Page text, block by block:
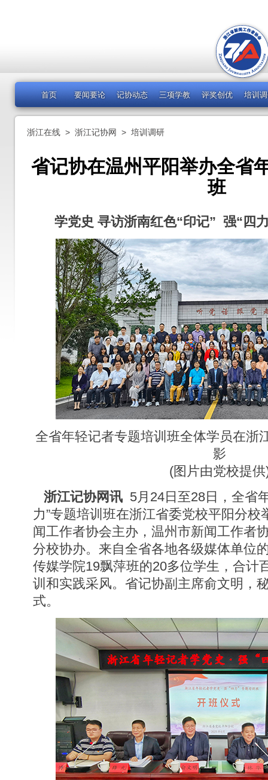
首页 要闻要论 记协动态 三项学教 评奖创优 培训
浙江在线 > 浙江记协网 > 培训调研
省记协在温州平阳举办全省
班
学党史 寻访浙南红色“印记” 强“四
全省年轻记者专题培训班全体学员在浙
影
(图片由党校提
浙江记协网讯 5月24日至28日，全省
力”专题培训班在浙江省委党校平阳分
闻工作者协会主办，温州市新闻工作者
分校协办。来自全省各地各级媒体单位
传媒学院19飘萍班的20多位学生，合计
训和实践采风。省记协副主席俞文明，
式。